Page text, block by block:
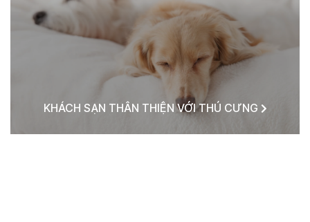
KHÁCH SẠN THÂN THIỆN VỚI THÚ CƯNG